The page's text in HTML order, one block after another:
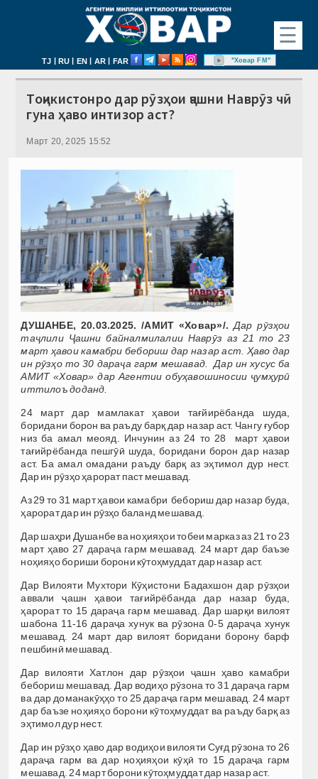
☰
TJ | RU | EN | AR | FAR "Ховар FM"
Тоҷикистонро дар рӯзҳои ҷашни Наврӯз чӣ
гуна ҳаво интизор аст?
Март 20, 2025 15:52
ДУШАНБЕ, 20.03.2025. /АМИТ «Ховар»/. Дар рӯзҳои
таҷлили Ҷашни байналмилалии Наврӯз аз 21 то 23
март ҳавои камабри бебориш дар назар аст. Ҳаво дар
ин рӯзҳо то 30 дараҷа гарм мешавад. Дар ин хусус ба
АМИТ «Ховар» дар Агентии обуҳавошиносии ҷумҳурӣ
иттилоъ доданд.
24 март дар мамлакат ҳавои тағйирёбанда шуда,
боридани борон ва раъду барқ дар назар аст. Чангу ғубор
низ ба амал меояд. Инчунин аз 24 то 28 март ҳавои
тағийрёбанда пешгӯӣ шуда, боридани борон дар назар
аст. Ба амал омадани раъду барқ аз эҳтимол дур нест.
Дар ин рӯзҳо ҳарорат паст мешавад.
Аз 29 то 31 март ҳавои камабри бебориш дар назар буда,
ҳарорат дар ин рӯзҳо баланд мешавад.
Дар шаҳри Душанбе ва ноҳияҳои тобеи марказ аз 21 то 23
март ҳаво 27 дараҷа гарм мешавад. 24 март дар баъзе
ноҳияҳо бориши борони кӯтоҳмуддат дар назар аст.
Дар Вилояти Мухтори Кӯҳистони Бадахшон дар рӯзҳои
аввали ҷашн ҳавои тағийрёбанда дар назар буда,
ҳарорат то 15 дараҷа гарм мешавад. Дар шарқи вилоят
шабона 11-16 дараҷа хунук ва рӯзона 0-5 дараҷа хунук
мешавад. 24 март дар вилоят боридани борону барф
пешбинӣ мешавад.
Дар вилояти Хатлон дар рӯзҳои ҷашн ҳаво камабри
бебориш мешавад. Дар водиҳо рӯзона то 31 дараҷа гарм
ва дар доманакӯҳҳо то 25 дараҷа гарм мешавад. 24 март
дар баъзе ноҳияҳо борони кӯтоҳмуддат ва раъду барқ аз
эҳтимол дур нест.
Дар ин рӯзҳо ҳаво дар водиҳои вилояти Суғд рӯзона то 26
дараҷа гарм ва дар ноҳияҳои кӯҳӣ то 15 дараҷа гарм
мешавад. 24 март борони кӯтоҳмуддат дар назар аст.